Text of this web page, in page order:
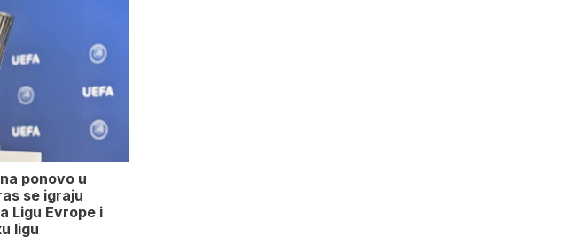
ponovo u
se igraju
Ligu Evrope i
ligu